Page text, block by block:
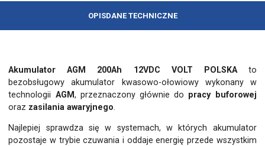
OPISDANE TECHNICZNE
Akumulator AGM 200Ah 12VDC VOLT POLSKAto
bezobsługowy akumulator kwasowo-ołowiowy wykonany w
technologii AGM, przeznaczony głównie do pracy buforowej
oraz zasilania awaryjnego.
Najlepiej sprawdza się w systemach, w których akumulator
pozostaje w trybie czuwania i oddaje energię przede wszystkim